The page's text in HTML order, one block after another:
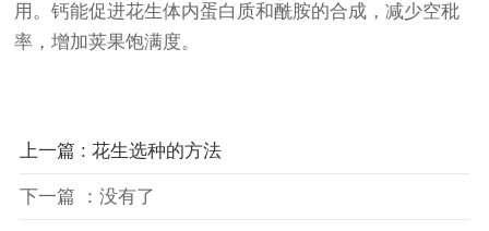
用。钙能促进花生体内蛋白质和酰胺的合成，减少空秕
率，增加荚果饱满度。
上一篇 : 花生选种的方法
下一篇 ：没有了